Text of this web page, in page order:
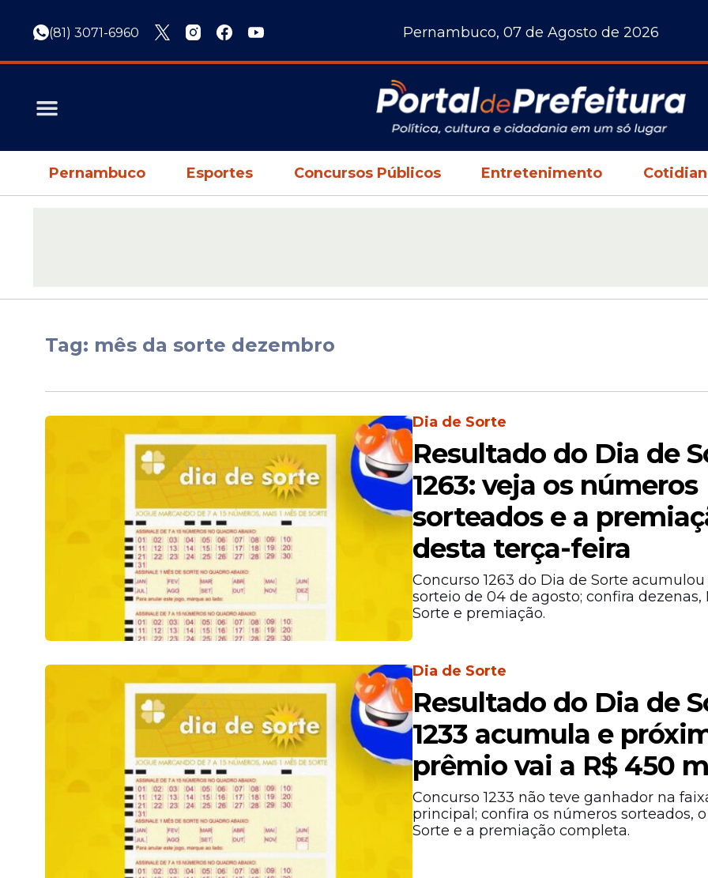
(81) 3071-6960 Pernambuco, 07 de Agosto de 2026
Pernambuco Esportes Concursos Públicos Entretenimento
Tag: mês da sorte dezembro
Dia de Sorte
Resultado do Dia de
1263: veja os números
sorteados e a
desta terça-feira
Concurso 1263 do Dia de Sorte acumulou
sorteio de 04 de agosto; confira dezenas,
Sorte e premiação.
Dia de Sorte
Resultado do Dia de
1233 acumula e
prêmio vai a R$ 450
Concurso 1233 não teve ganhador na
principal; confira os números sorteados,
Sorte e a premiação completa.